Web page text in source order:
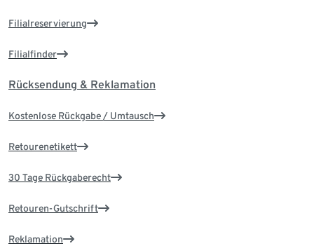
Filialreservierung
Filialfinder
Rücksendung & Reklamation
Kostenlose Rückgabe / Umtausch
Retourenetikett
30 Tage Rückgaberecht
Retouren-Gutschrift
Reklamation